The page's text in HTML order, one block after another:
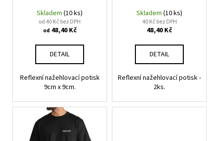
Skladem (10 ks)
od 40 Kč bez DPH
od 48,40 Kč
DETAIL
Reflexní nažehlovací potisk
9cm x 9cm.
Skladem (10 ks)
40 Kč bez DPH
48,40 Kč
DETAIL
Reflexní nažehlovací potisk -
2ks.